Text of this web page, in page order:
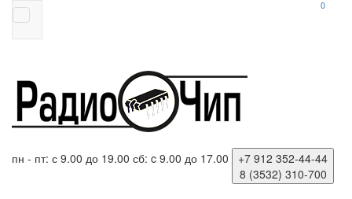
0
пн - пт: с 9.00 до 19.00 сб: c 9.00 до 17.00 +7 912 352-44-44
8 (3532) 310-700